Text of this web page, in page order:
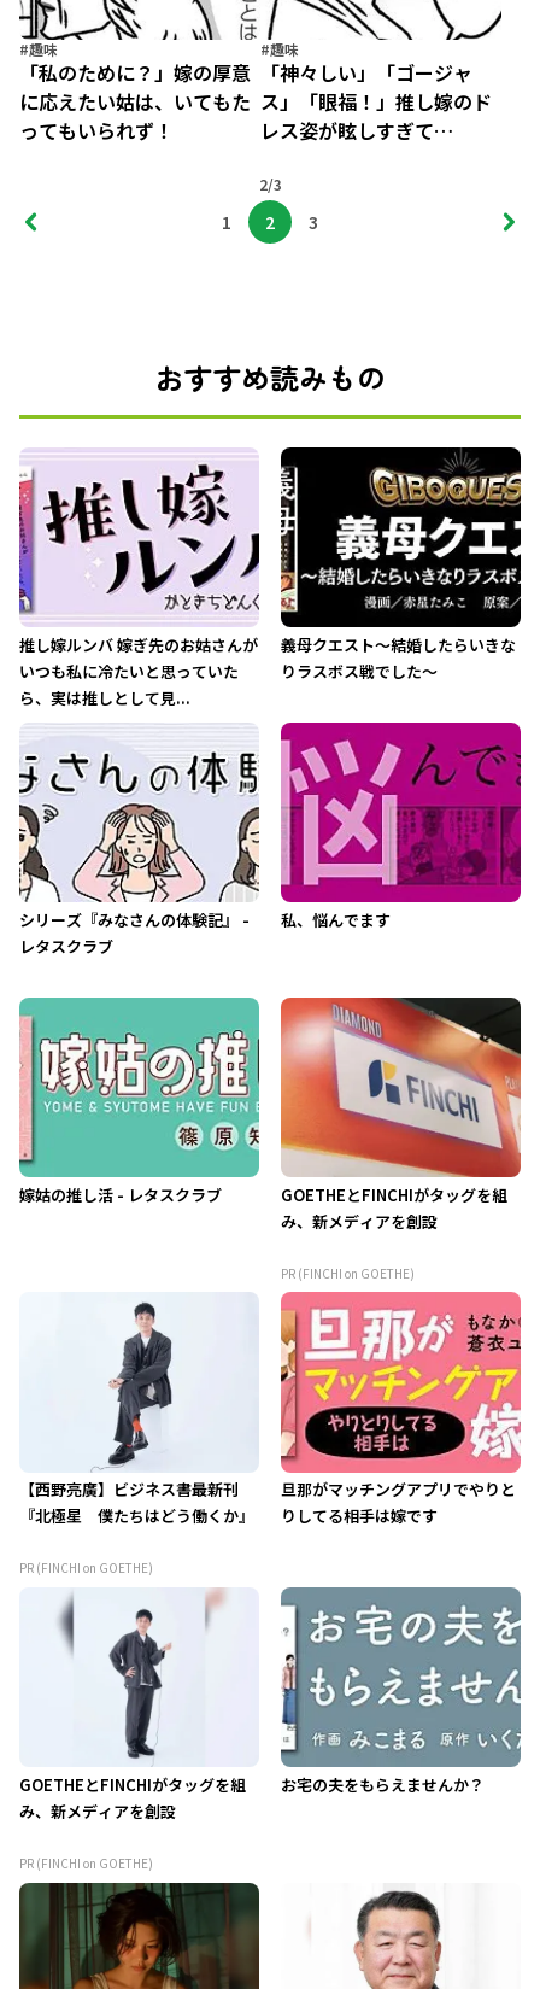
#趣味
「私のために？」嫁の厚意
に応えたい姑は、いてもた
ってもいられず！
#趣味
「神々しい」「ゴージャ
ス」「眼福！」推し嫁のド
レス姿が眩しすぎて…
2/3
1 2 3
おすすめ読みもの
推し嫁ルンバ 嫁ぎ先のお姑さんが
いつも私に冷たいと思っていた
ら、実は推しとして見...
義母クエスト〜結婚したらいきな
りラスボス戦でした〜
シリーズ『みなさんの体験記』 -
レタスクラブ
私、悩んでます
嫁姑の推し活 - レタスクラブ
GOETHEとFINCHIがタッグを組
み、新メディアを創設
PR (FINCHI on GOETHE)
【西野亮廣】ビジネス書最新刊
『北極星 僕たちはどう働くか』
PR (FINCHI on GOETHE)
旦那がマッチングアプリでやりと
りしてる相手は嫁です
GOETHEとFINCHIがタッグを組
み、新メディアを創設
PR (FINCHI on GOETHE)
お宅の夫をもらえませんか？